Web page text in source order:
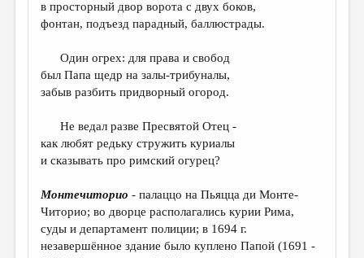
ОБЪЯВЛЕНИЯ
КОЛОНКА РЕДАКТОРА
РЕДКОЛЛЕГИЯ
МАЛАЯ ПРОЗА
ЭССЕИСТИКА
ЛИТЕРАТУРОВЕДЕНИЕ
КУЛЬТУРОВЕДЕНИЕ
в просторный двор ворота с двух боков,
фонтан, подъезд парадный, баллюстрады.
Один огрех: для права и свобод
был Папа щедр на залы-трибуналы,
забыв разбить придворный огород.
Не ведал разве Пресвятой Отец -
как любят редьку стружить куриалы
и сказывать про римский огурец?
Монтечиторио - палаццо на Пьяцца ди Монте-
Читорио; во дворце располагались курии Рима,
суды и департамент полиции; в 1694 г.
незавершённое здание было куплено Папой (1691 -